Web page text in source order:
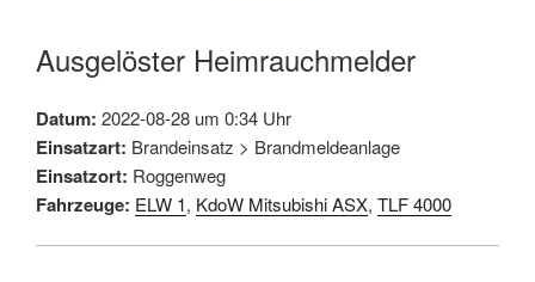
Ausgelöster Heimrauchmelder
Datum: 2022-08-28 um 0:34 Uhr
Einsatzart: Brandeinsatz > Brandmeldeanlage
Einsatzort: Roggenweg
Fahrzeuge: ELW 1, KdoW Mitsubishi ASX, TLF 4000